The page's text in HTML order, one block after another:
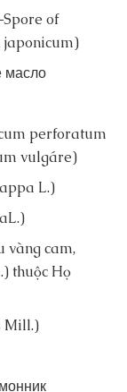
of
japonicum)
масло
perforatum
vulgáre)
L.)
vàng cam,
thuộc Họ
Mill.)